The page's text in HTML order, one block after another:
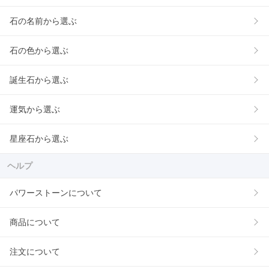
石の名前から選ぶ
石の色から選ぶ
誕生石から選ぶ
運気から選ぶ
星座石から選ぶ
ヘルプ
パワーストーンについて
商品について
注文について